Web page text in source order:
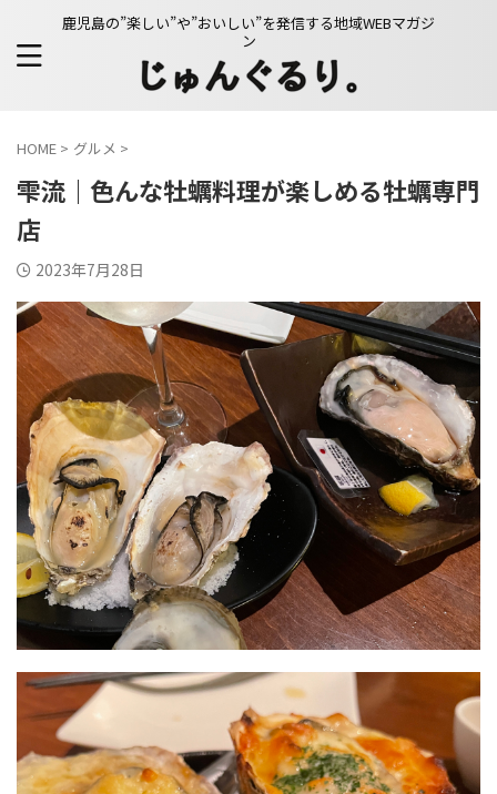
鹿児島の”楽しい”や”おいしい”を発信する地域WEBマガジ
ン
HOME > グルメ >
雫流｜色んな牡蠣料理が楽しめる牡蠣専門
店
2023年7月28日